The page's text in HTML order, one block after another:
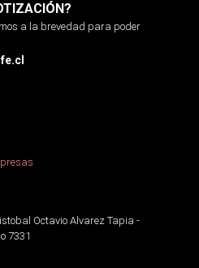
a la brevedad para poder
Octavio Alvarez Tapia -
7331